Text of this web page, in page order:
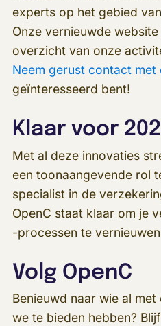
experts op het gebied
Onze vernieuwde
overzicht van onze
Neem gerust contact met
geïnteresseerd bent!
Klaar voor
Met al deze innovaties
een toonaangevende rol
specialist in de
OpenC staat klaar om je
-processen te
Volg OpenC
Benieuwd naar wie al
we te bieden hebben?